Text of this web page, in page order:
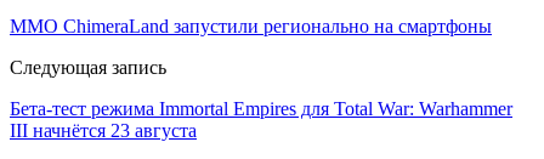
MMO ChimeraLand запустили регионально на смартфоны
Следующая запись
Бета-тест режима Immortal Empires для Total War: Warhammer
III начнётся 23 августа